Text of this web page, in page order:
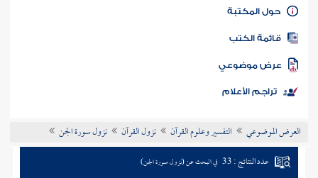
كتاب الأمة
المكتبة
الكتب
موضوعي
تراجم الأعلام
العرض الموضوعي التفسير وعلوم القرآن نزول القرآن نزول سورة الجن
عدد النتائج : 33 في البحث عن (نزول سورة الجن)